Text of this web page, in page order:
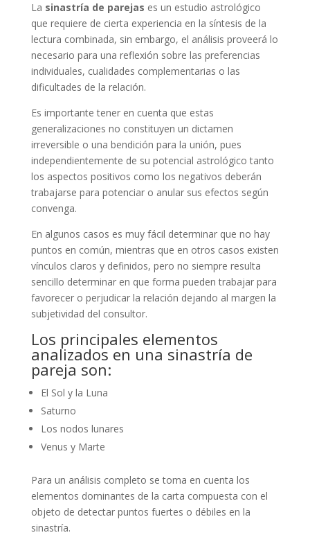
La sinastría de parejas es un estudio astrológico
que requiere de cierta experiencia en la síntesis de la
lectura combinada, sin embargo, el análisis proveerá lo
necesario para una reflexión sobre las preferencias
individuales, cualidades complementarias o las
dificultades de la relación.
Es importante tener en cuenta que estas
generalizaciones no constituyen un dictamen
irreversible o una bendición para la unión, pues
independientemente de su potencial astrológico tanto
los aspectos positivos como los negativos deberán
trabajarse para potenciar o anular sus efectos según
convenga.
En algunos casos es muy fácil determinar que no hay
puntos en común, mientras que en otros casos existen
vínculos claros y definidos, pero no siempre resulta
sencillo determinar en que forma pueden trabajar para
favorecer o perjudicar la relación dejando al margen la
subjetividad del consultor.
Los principales elementos
analizados en una sinastría de
pareja son:
El Sol y la Luna
Saturno
Los nodos lunares
Venus y Marte
Para un análisis completo se toma en cuenta los
elementos dominantes de la carta compuesta con el
objeto de detectar puntos fuertes o débiles en la
sinastría.